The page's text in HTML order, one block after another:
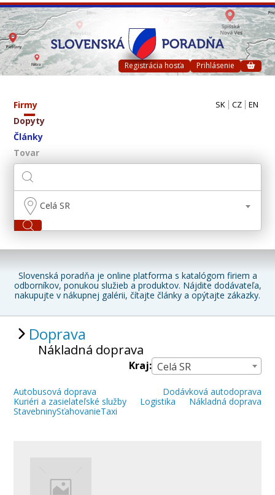
Registrácia hosťa Prihlásenie
Firmy
Dopyty
Články
Tovar
SK CZ EN
Celá SR
Slovenská poradňa je online platforma s katalógom firiem a
odborníkov, ponukou služieb a produktov. Nájdite dodávateľa,
nakupujte v nákupnej galérii, čítajte články a opýtajte zákazky.
Doprava
Nákladná doprava
Kraj: Celá SR
Autobusová doprava
Dodávková autodoprava
Kuriéri a zasielateľské služby
Logistika
Nákladná doprava
StavebninySťahovanieTaxi